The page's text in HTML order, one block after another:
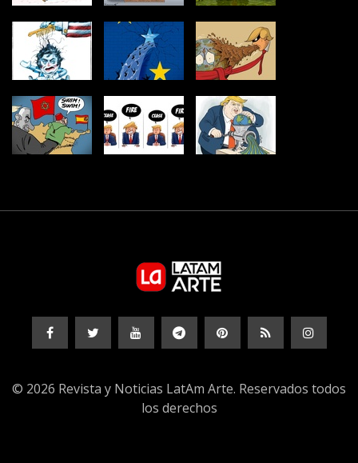
© 2026 Revista y Noticias LatAm Arte. Reservados todos
los derechos